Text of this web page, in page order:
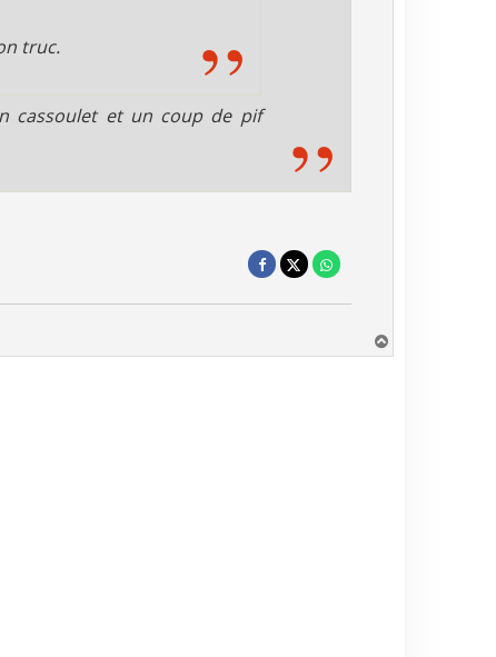
truc.
cassoulet et un coup de pif
a